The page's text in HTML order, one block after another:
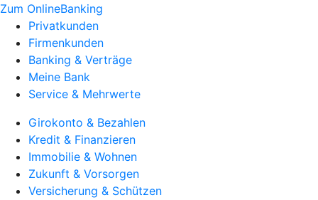
Zum OnlineBanking
Privatkunden
Firmenkunden
Banking & Verträge
Meine Bank
Service & Mehrwerte
Girokonto & Bezahlen
Kredit & Finanzieren
Immobilie & Wohnen
Zukunft & Vorsorgen
Versicherung & Schützen